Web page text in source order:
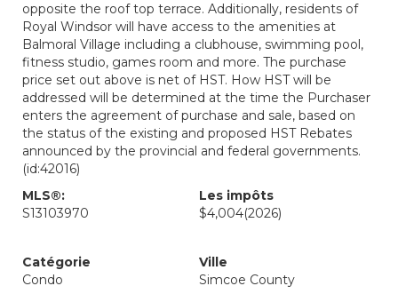
opposite the roof top terrace. Additionally, residents of
Royal Windsor will have access to the amenities at
Balmoral Village including a clubhouse, swimming pool,
fitness studio, games room and more. The purchase
price set out above is net of HST. How HST will be
addressed will be determined at the time the Purchaser
enters the agreement of purchase and sale, based on
the status of the existing and proposed HST Rebates
announced by the provincial and federal governments.
(id:42016)
MLS®:
S13103970
Les impôts
$4,004(2026)
Catégorie
Condo
Ville
Simcoe County